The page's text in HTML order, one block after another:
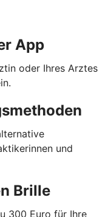
App
oder Ihres Arztes
und
Brille
300 Euro für Ihre